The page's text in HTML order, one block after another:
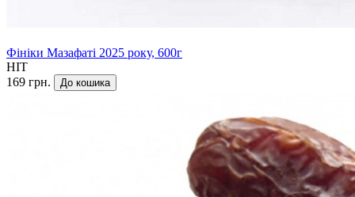
Фініки Мазафаті 2025 року, 600г
HIT
169 грн.
До кошика